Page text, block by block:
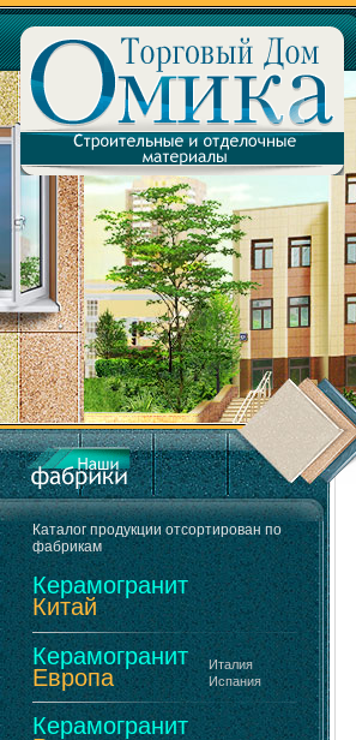
Каталог продукции отсортирован по
фабрикам
Керамогранит
Китай
Керамогранит
Европа
Италия
Испания
Керамогранит